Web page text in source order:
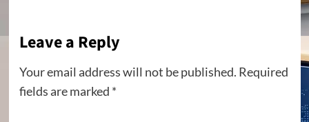
Leave a Reply
Your email address will not be published. Required
fields are marked *